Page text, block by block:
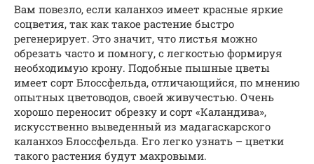
Вам повезло, если каланхоэ имеет красные яркие
соцветия, так как такое растение быстро
регенерирует. Это значит, что листья можно
обрезать часто и помногу, с легкостью формируя
необходимую крону. Подобные пышные цветы
имеет сорт Блоссфельда, отличающийся, по мнению
опытных цветоводов, своей живучестью. Очень
хорошо переносит обрезку и сорт «Каландива»,
искусственно выведенный из мадагаскарского
каланхоэ Блоссфельда. Его легко узнать – цветки
такого растения будут махровыми.